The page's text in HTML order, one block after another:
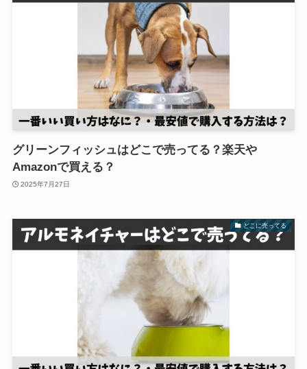
グリーンフィッシュはどこで売ってる？楽天や
Amazonで買える？
2025年7月27日
どこに売ってる